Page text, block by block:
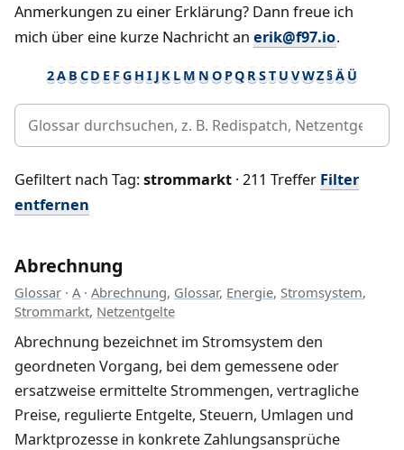
Anmerkungen zu einer Erklärung? Dann freue ich
mich über eine kurze Nachricht an erik@f97.io.
2A B CD E FG H I J K L M N O PQ R ST U VWZ§Ä Ü
Gefiltert nach Tag:strommarkt · 211 Treffer Filter
entfernen
Abrechnung
Glossar · A · Abrechnung, Glossar, Energie, Stromsystem,
Strommarkt, Netzentgelte
Abrechnung bezeichnet im Stromsystem den
geordneten Vorgang, bei dem gemessene oder
ersatzweise ermittelte Strommengen, vertragliche
Preise, regulierte Entgelte, Steuern, Umlagen und
Marktprozesse in konkrete Zahlungsansprüche